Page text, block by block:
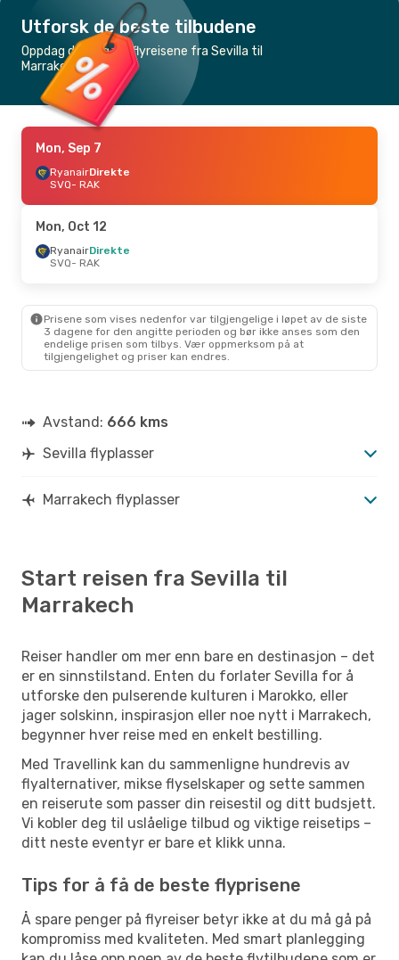
Utforsk de beste tilbudene
Oppdag de billigste flyreisene fra Sevilla til
Marrakech
Mon, Sep 7
RyanairDirekte
SVQ- RAK
Mon, Oct 12
RyanairDirekte
SVQ- RAK
Prisene som vises nedenfor var tilgjengelige i løpet av de siste
3 dagene for den angitte perioden og bør ikke anses som den
endelige prisen som tilbys. Vær oppmerksom på at
tilgjengelighet og priser kan endres.
Avstand: 666 kms
Sevilla flyplasser
Marrakech flyplasser
Start reisen fra Sevilla til
Marrakech
Reiser handler om mer enn bare en destinasjon – det
er en sinnstilstand. Enten du forlater Sevilla for å
utforske den pulserende kulturen i Marokko, eller
jager solskinn, inspirasjon eller noe nytt i Marrakech,
begynner hver reise med en enkelt bestilling.
Med Travellink kan du sammenligne hundrevis av
flyalternativer, mikse flyselskaper og sette sammen
en reiserute som passer din reisestil og ditt budsjett.
Vi kobler deg til uslåelige tilbud og viktige reisetips –
ditt neste eventyr er bare et klikk unna.
Tips for å få de beste flyprisene
Å spare penger på flyreiser betyr ikke at du må gå på
kompromiss med kvaliteten. Med smart planlegging